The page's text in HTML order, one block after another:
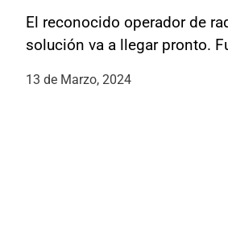
El reconocido operador de
solución va a llegar pronto.
13 de Marzo, 2024